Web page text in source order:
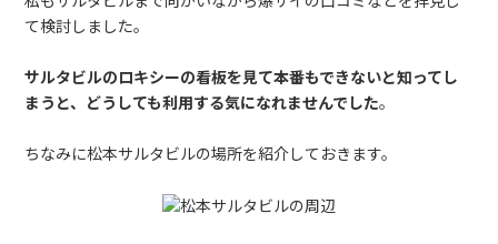
て検討しました。
サルタビルのロキシーの看板を見て本番もできないと知ってし
まうと、どうしても利用する気になれませんでした。
ちなみに松本サルタビルの場所を紹介しておきます。